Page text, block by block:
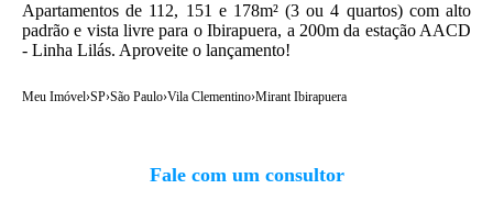
Apartamentos de 112, 151 e 178m² (3 ou 4 quartos) com alto
padrão e vista livre para o Ibirapuera, a 200m da estação AACD
- Linha Lilás. Aproveite o lançamento!
Meu Imóvel›SP›São Paulo›Vila Clementino›Mirant Ibirapuera
Fale com um consultor